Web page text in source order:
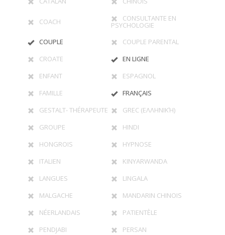
COACH CONSULTANTE EN
PSYCHOLOGIE
COUPLE
COUPLE PARENTAL
CROATE
EN LIGNE
ENFANT
ESPAGNOL
FAMILLE
FRANÇAIS
GESTALT- THÉRAPEUTE
GREC (ΕΛΛΗΝΙΚΉ)
GROUPE
HINDI
HONGROIS
HYPNOSE
ITALIEN
KINYARWANDA
LANGUES
LINGALA
MALGACHE
MANDARIN CHINOIS
NÉERLANDAIS
PATIENTÈLE
PENDJABI
PERSAN